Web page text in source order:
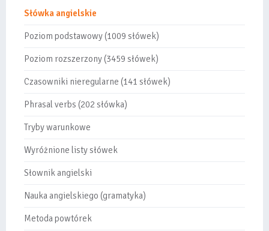
Słówka angielskie
Poziom podstawowy (1009 słówek)
Poziom rozszerzony (3459 słówek)
Czasowniki nieregularne (141 słówek)
Phrasal verbs (202 słówka)
Tryby warunkowe
Wyróżnione listy słówek
Słownik angielski
Nauka angielskiego (gramatyka)
Metoda powtórek